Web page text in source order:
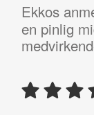
Ekkos
en pinlig